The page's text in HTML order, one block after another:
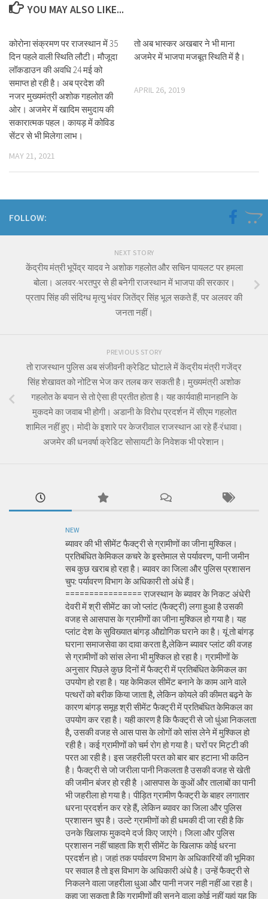
YOU MAY ALSO LIKE...
कोरोना संक्रमण पर राजस्थान में 35
दिन पहले वाली स्थिति लौटी। मौजूदा
लॉकडाउन की अवधि 24 मई को
समाप्त हो रही है। अब प्रदेश की
नजर मुख्यमंत्री अशोक गहलोत की
ओर। अजमेर में खादिम समुदाय की
सकारात्मक पहल। कायड़ में कोविड
सेंटर से भी मिलेगा लाभ।
MAY 21, 2021
तो अब भास्कर अखबार ने भी माना
अजमेर में भाजपा मजबूत स्थिति में है।
APRIL 26, 2019
FOLLOW:
NEXT STORY
केंद्रीय मंत्री भूपेंद्र यादव ने अशोक गहलोत और सचिन पायलट पर हमला
बोला। अलवर-भरतपुर से ही बनेगी राजस्थान में भाजपा की सरकार।
प्रताप सिंह की संदिग्ध मृत्यु भंवर जितेंद्र सिंह भूल सकते हैं, पर अलवर की
जनता नहीं।
PREVIOUS STORY
तो राजस्थान पुलिस अब संजीवनी क्रेडिट घोटाले में केंद्रीय मंत्री गजेंद्र
सिंह शेखावत को नोटिस भेज कर तलब कर सकती है। मुख्यमंत्री अशोक
गहलोत के बयान से तो ऐसा ही प्रतीत होता है। यह कार्यवाही मानहानि के
मुकदमे का जवाब भी होगी। अडानी के विरोध प्रदर्शन में सीएम गहलोत
शामिल नहीं हुए। मोदी के इशारे पर केजरीवाल राजस्थान आ रहे हैं-रंधावा।
अजमेर की धनवर्षा क्रेडिट सोसायटी के निवेशक भी परेशान।
NEW
ब्यावर की भी सीमेंट फैक्ट्री से ग्रामीणों का जीना मुश्किल।
प्रतिबंधित केमिकल कचरे के इस्तेमाल से पर्यावरण, पानी जमीन
सब कुछ खराब हो रहा है। ब्यावर का जिला और पुलिस प्रशासन
चुप: पर्यावरण विभाग के अधिकारी तो अंधे हैं।
================ राजस्थान के ब्यावर के निकट अंधेरी
देवरी में श्री सीमेंट का जो प्लांट (फैक्ट्री) लगा हुआ है उसकी
वजह से आसपास के ग्रामीणों का जीना मुश्किल हो गया है। यह
प्लांट देश के सुविख्यात बांगड़ औद्योगिक घराने का है। यूं तो बांगड़
घराना समाजसेवा का दावा करता है,लेकिन ब्यावर प्लांट की वजह
से ग्रामीणों को सांस लेना भी मुश्किल हो रहा है। ग्रामीणों के
अनुसार पिछले कुछ दिनों में फैक्ट्री में प्रतिबंधित केमिकल का
उपयोग हो रहा है। यह केमिकल सीमेंट बनाने के काम आने वाले
पत्थरों को बरीक किया जाता है, लेकिन कोयले की कीमत बढ़ने के
कारण बांगड़ समूह श्री सीमेंट फैक्ट्री में प्रतिबंधित केमिकल का
उपयोग कर रहा है। यही कारण है कि फैक्ट्री से जो धुंआ निकलता
है, उसकी वजह से आस पास के लोगों को सांस लेने में मुश्किल हो
रही है। कई ग्रामीणों को चर्म रोग हो गया है। घरों पर मिट्टी की
परत आ रही है। इस जहरीली परत को बार बार हटाना भी कठिन
है। फैक्ट्री से जो जरीला पानी निकलता है उसकी वजह से खेती
की जमीन बंजर हो रही है ।आसपास के कुओं और तालाबों का पानी
भी जहरीला हो गया है। पीड़ित ग्रामीण फैक्ट्री के बाहर लगातार
धरना प्रदर्शन कर रहे हैं, लेकिन ब्यावर का जिला और पुलिस
प्रशासन चुप है। उल्टे ग्रामीणों को ही धमकी दी जा रही है कि
उनके खिलाफ मुकदमे दर्ज किए जाएंगे। जिला और पुलिस
प्रशासन नहीं चाहता कि श्री सीमेंट के खिलाफ कोई धरना
प्रदर्शन हो। जहां तक पर्यावरण विभाग के अधिकारियों की भूमिका
पर सवाल है तो इस विभाग के अधिकारी अंधे है। उन्हें फैक्ट्री से
निकलने वाला जहरीला धुआ और पानी नजर नही नहीं आ रहा है।
कहा जा सकता है कि ग्रामीणों की सुनने वाला कोई नहीं यहां यह कि